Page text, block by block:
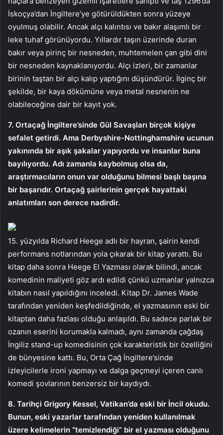
İskoçya’dan İngiltere’ye götürüldükten sonra yüzeye
oyulmuş olabilir. Ancak alçı kalıntısı ve bakır alaşımlı bir
leke tuhaf görünüyordu. Yıllardır taşın üzerinde duran
bakır veya pirinç bir nesneden, muhtemelen çan gibi dini
bir nesneden kaynaklanıyordu. Alçı izleri, bir zamanlar
birinin taştan bir alçı kalıp yaptığını düşündürür. İlginç bir
şekilde, bir kaya dökümüne veya metal nesnenin ne
olabileceğine dair bir kayıt yok.
7. Ortaçağ İngiltere’sinde Gül Savaşları birçok kişiye
sefalet getirdi. Ama Derbyshire-Nottinghamshire ucunun
yakınında bir aşık şakalar yapıyordu ve insanlar buna
bayılıyordu. Adı zamanla kaybolmuş olsa da,
araştırmacıların onun var olduğunu bilmesi başlı başına
bir başarıdır. Ortaçağ şairlerinin gerçek hayattaki
anlatımları son derece nadirdir.
15. yüzyılda Richard Heege adlı bir hayran, şairin kendi
performans notlarından yola çıkarak bir kitap yarattı. Bu
kitap daha sonra Heege El Yazması olarak bilindi, ancak
komedinin maliyeti göz ardı edildi çünkü uzmanlar yalnızca
kitabın nasıl yapıldığını inceledi. Kitap Dr. James Wade
tarafından yeniden keşfedildiğinde, el yazmasının eski bir
kitaptan daha fazlası olduğu anlaşıldı. Bu sadece parlak bir
ozanın eserini korumakla kalmadı, aynı zamanda çağdaş
İngiliz stand-up komedisinin çok karakteristik bir özelliğini
de bünyesine kattı. Bu, Orta Çağ İngiltere’sinde
izleyicilerle ironi yapmayı ve dalga geçmeyi içeren canlı
komedi şovlarının benzersiz bir kaydıydı.
8. Tarihçi Grigory Kessel, Vatikan’da eski bir İncil okudu.
Bunun, eski yazarlar tarafından yeniden kullanılmak
üzere kelimelerin “temizlendiği” bir el yazması olduğunu